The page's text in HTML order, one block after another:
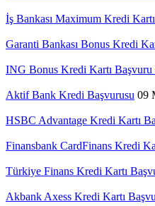
İş Bankası Maximum Kredi
Garanti Bankası Bonus Kredi
ING Bonus Kredi Kartı Başvuru
Aktif Bank Kredi Başvurusu 09
HSBC Advantage Kredi Kartı
Finansbank CardFinans Kredi
Türkiye Finans Kredi Kartı
Akbank Axess Kredi Kartı